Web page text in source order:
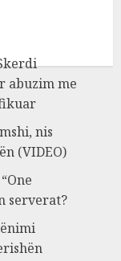
abuzim me
nis
(VIDEO)
serverat?